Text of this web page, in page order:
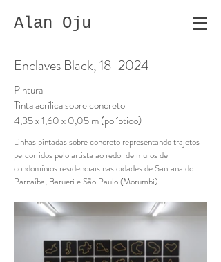
Alan Oju
Enclaves Black, 18-2024
Pintura
Tinta acrílica sobre concreto
4,35 x 1,60 x 0,05 m (políptico)
Linhas pintadas sobre concreto representando trajetos
percorridos pelo artista ao redor de muros de
condomínios residenciais nas cidades de Santana do
Parnaíba, Barueri e São Paulo (Morumbi).